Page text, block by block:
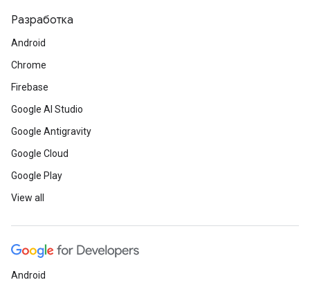
Разработка
Android
Chrome
Firebase
Google AI Studio
Google Antigravity
Google Cloud
Google Play
View all
Android